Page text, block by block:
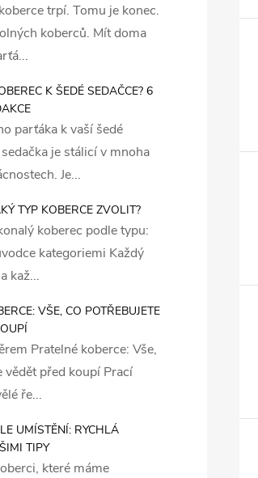
trpí. Tomu je konec.
koberců. Mít doma
K ŠEDÉ SEDAČCE? 6
parťáka k vaší šedé
je stálicí v mnoha
Je...
TYP KOBERCE ZVOLIT?
koberec podle typu:
kategoriemi Každý
kaž...
VŠE, CO POTŘEBUJETE
Pratelné koberce: Vše,
vědět před koupí Prací
ře...
UMÍSTĚNÍ: RYCHLÁ
TIPY
které máme